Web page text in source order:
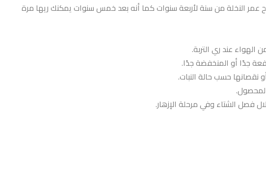
عمر النخلة من سنة لأربعة سنوات كما أنه بعد خمس سنوات يمكنك ريها مرة
الهواء عند ري التربة.
جدًا أو المنخفضة جدًا.
فصل الشتاء وفي مرحلة الإزهار.